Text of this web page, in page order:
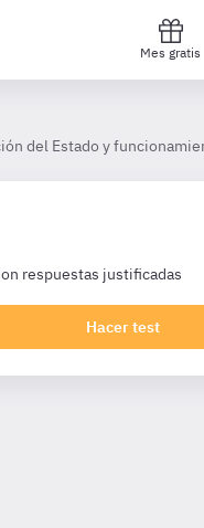
Mes gratis
del Estado y
respuestas justificadas
Hacer test